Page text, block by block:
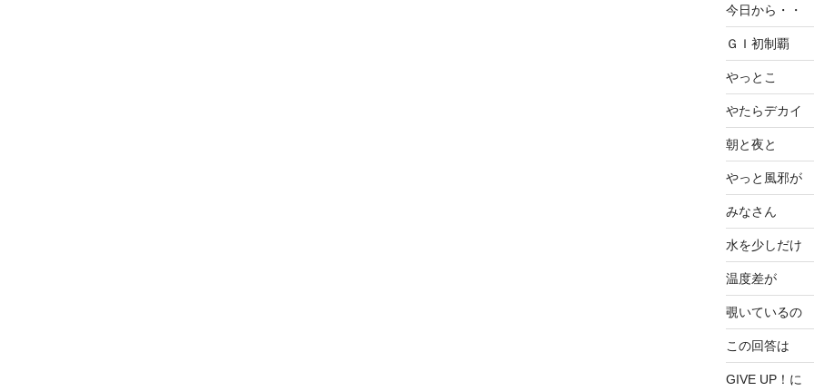
今日から・・
ＧＩ初制覇
やっとこ
やたらデカイ
朝と夜と
やっと風邪が
みなさん
水を少しだけ
温度差が
覗いているの
この回答は
GIVE UP！に